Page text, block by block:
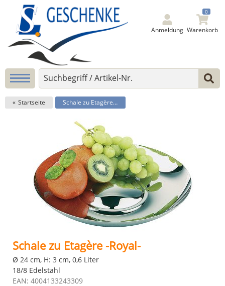
Anmeldung
0
Warenkorb
Startseite Schale zu Etagère -Royal-
Schale zu Etagère -Royal-
Ø 24 cm, H: 3 cm, 0,6 Liter
18/8 Edelstahl
EAN: 4004133243309